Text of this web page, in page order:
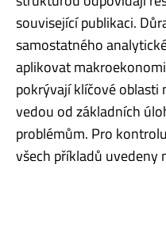
související publikaci.
samostatného
aplikovat
pokrývají klíčové oblasti
vedou od základních
problémům. Pro
všech příkladů uvedeny